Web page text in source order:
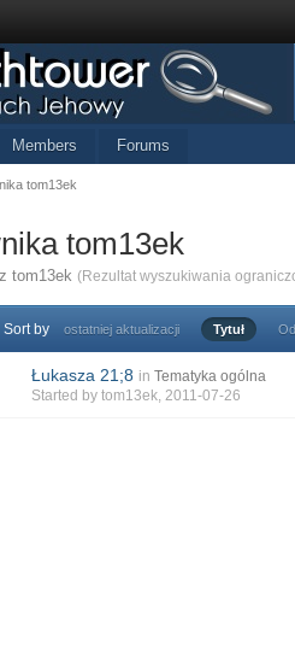
Members Forums
tom13ek
tom13ek
tom13ek (Rezultat wyszukiwania
Sort by ostatniej aktualizacji Tytuł
Łukasza 21;8 in Tematyka ogólna
Started bytom13ek, 2011-07-26